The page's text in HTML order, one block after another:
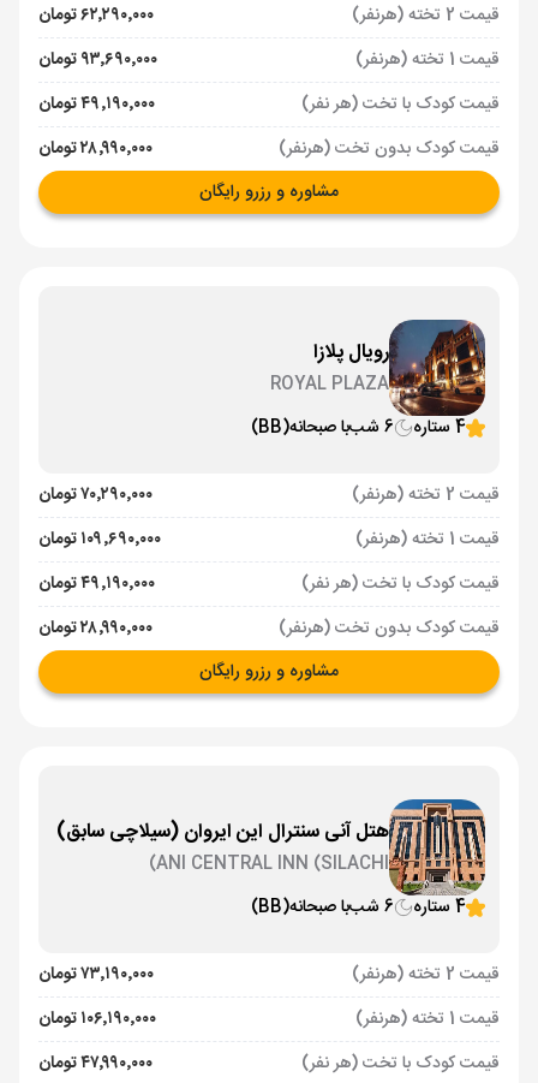
قیمت 2 تخته (هرنفر)
۶۲٬۲۹۰٬۰۰۰ تومان
قیمت 1 تخته (هرنفر)
۹۳٬۶۹۰٬۰۰۰ تومان
قیمت کودک با تخت (هر نفر)
۴۹٬۱۹۰٬۰۰۰ تومان
قیمت کودک بدون تخت (هرنفر)
۲۸٬۹۹۰٬۰۰۰ تومان
مشاوره و رزرو رایگان
رویال پلازا
ROYAL PLAZA
4 ستاره
6 شب با صبحانه(BB)
قیمت 2 تخته (هرنفر)
۷۰٬۲۹۰٬۰۰۰ تومان
قیمت 1 تخته (هرنفر)
۱۰۹٬۶۹۰٬۰۰۰ تومان
قیمت کودک با تخت (هر نفر)
۴۹٬۱۹۰٬۰۰۰ تومان
قیمت کودک بدون تخت (هرنفر)
۲۸٬۹۹۰٬۰۰۰ تومان
مشاوره و رزرو رایگان
هتل آنی سنترال این ایروان (سیلاچی سابق)
ANI CENTRAL INN (SILACHI)
4 ستاره
6 شب با صبحانه(BB)
قیمت 2 تخته (هرنفر)
۷۳٬۱۹۰٬۰۰۰ تومان
قیمت 1 تخته (هرنفر)
۱۰۶٬۱۹۰٬۰۰۰ تومان
قیمت کودک با تخت (هر نفر)
۴۷٬۹۹۰٬۰۰۰ تومان